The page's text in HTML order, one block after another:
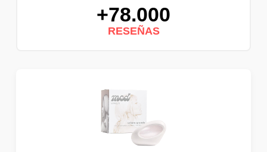
+78.000
RESEÑAS